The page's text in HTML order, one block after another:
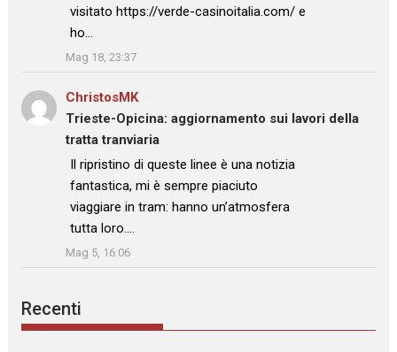
visitato https://verde-casinoitalia.com/ e
ho…
”
Mag 18, 23:37
ChristosMKsu
Trieste-Opicina: aggiornamento sui lavori della
tratta tranviaria
: “
Il ripristino di queste linee è una notizia
fantastica, mi è sempre piaciuto
viaggiare in tram: hanno un’atmosfera
tutta loro.…
”
Mag 5, 16:06
Recenti